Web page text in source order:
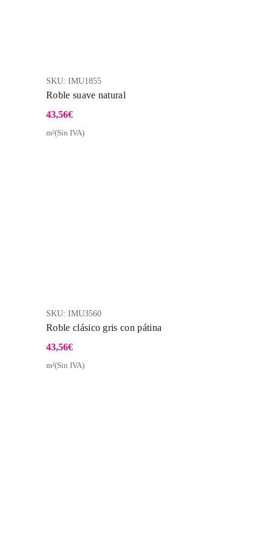
SKU: IMU1855
Roble suave natural
43,56€
m²(Sin IVA)
SKU: IMU3560
Roble clásico gris con pátina
43,56€
m²(Sin IVA)